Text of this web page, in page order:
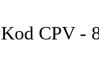
Kod CPV -